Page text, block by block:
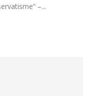
–...